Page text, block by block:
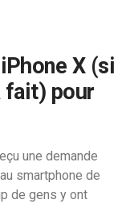
X (si
fait) pour
une demande
smartphone de
de gens y ont